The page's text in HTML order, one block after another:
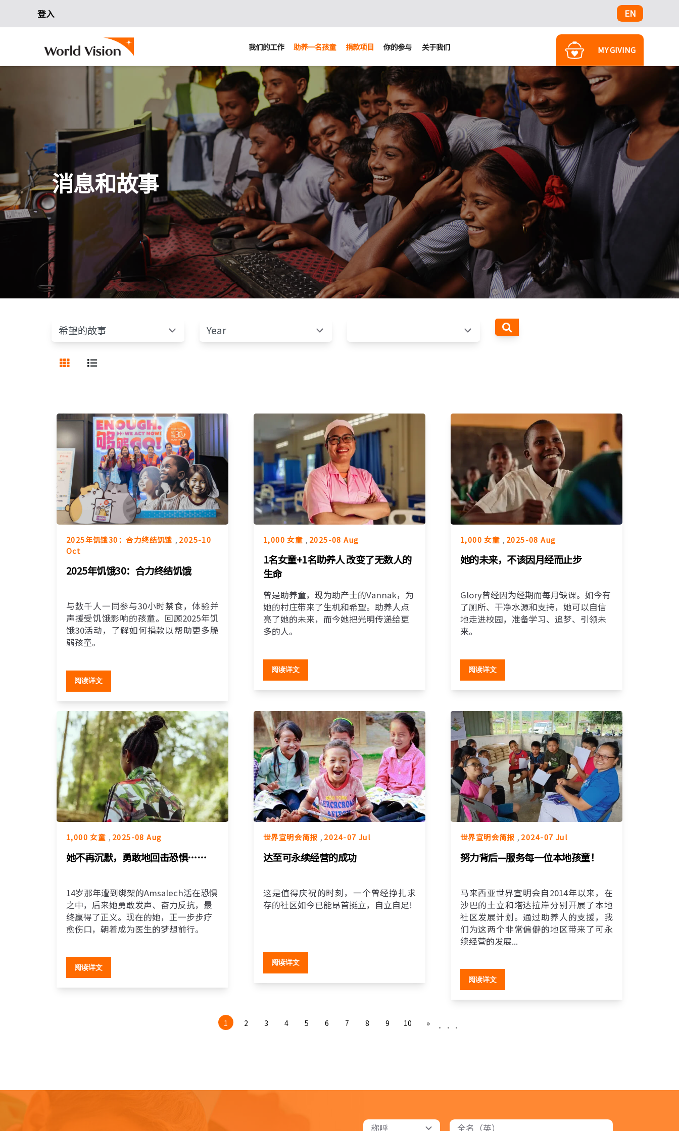
登入 EN
我们的工作 助养一名孩童 捐款项目 你的参与 关于我们 MY GIVING
消息和故事
2025年饥饿30：合力终结饥饿 , 2025-10
Oct
2025年饥饿30：合力终结饥饿
与数千人一同参与30小时禁食，体验并
声援受饥饿影响的孩童。回顾2025年饥
饿30活动，了解如何捐款以帮助更多脆
弱孩童。
阅读详文
1,000 女童 , 2025-08 Aug
1名女童+1名助养人 改变了无数人的
生命
曾是助养童，现为助产士的Vannak，为
她的村庄带来了生机和希望。助养人点
亮了她的未来，而今她把光明传递给更
多的人。
阅读详文
1,000 女童 , 2025-08 Aug
她的未来，不该因月经而止步
Glory曾经因为经期而每月缺课。如今有
了厕所、干净水源和支持，她可以自信
地走进校园，准备学习、追梦、引领未
来。
阅读详文
1,000 女童 , 2025-08 Aug
她不再沉默，勇敢地回击恐惧……
14岁那年遭到绑架的Amsalech活在恐惧
之中，后来她勇敢发声、奋力反抗，最
终赢得了正义。现在的她，正一步步疗
愈伤口，朝着成为医生的梦想前行。
阅读详文
世界宣明会简报 , 2024-07 Jul
达至可永续经营的成功
这是值得庆祝的时刻，一个曾经挣扎求
存的社区如今已能昂首挺立，自立自足!
阅读详文
世界宣明会简报 , 2024-07 Jul
努力背后—服务每一位本地孩童！
马来西亚世界宣明会自2014年以来，在
沙巴的土立和塔达拉岸分别开展了本地
社区发展计划。通过助养人的支援，我
们为这两个非常偏僻的地区带来了可永
续经营的发展...
阅读详文
1 2 3 4 5 6 7 8 9 10 ...
»